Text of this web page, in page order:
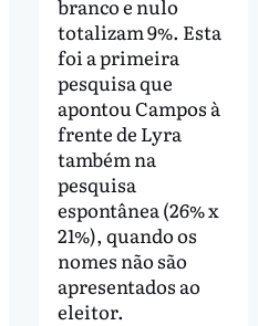
branco e nulo
totalizam 9%. Esta
foi a primeira
pesquisa que
apontou Campos à
frente de Lyra
também na
pesquisa
espontânea (26% x
21%), quando os
nomes não são
apresentados ao
eleitor.